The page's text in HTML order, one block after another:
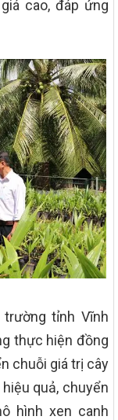
cao, đáp ứng
tỉnh Vĩnh
thực hiện đồng
chuỗi giá trị cây
quả, chuyển
hình xen canh